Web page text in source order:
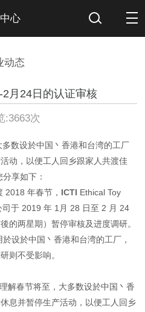
心
动态
月24日的认证审核
次
数设於中国丶香港和台湾的工厂
动，以便工人回乡跟家人共渡佳
享如下：
年春节， ICTI Ethical Toy
于 2019 年 1月 28 日至 2 月 24
的两星期）暂停审核及进度调研。
於中国丶香港和台湾的工厂，
则不受影响。
春节将至，大多数设於中国丶香
息并暂停生产活动，以便工人回乡